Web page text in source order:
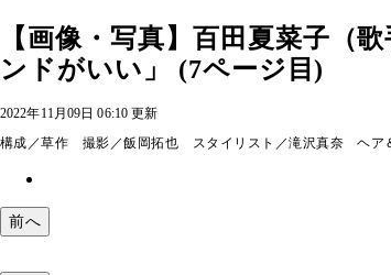
【画像・写真】百田夏菜子（
ンドがいい」 (7ページ目)
2022年11月09日 06:10 更新
構成／草作 撮影／飯岡拓也 スタイリスト／滝沢真奈 ヘア
前へ